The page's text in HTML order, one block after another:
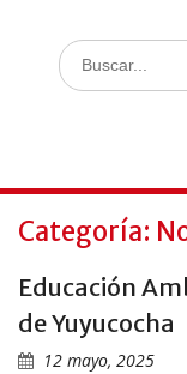
Search
for:
Categoría:
Educación
de Yuyucocha
12 mayo, 2025